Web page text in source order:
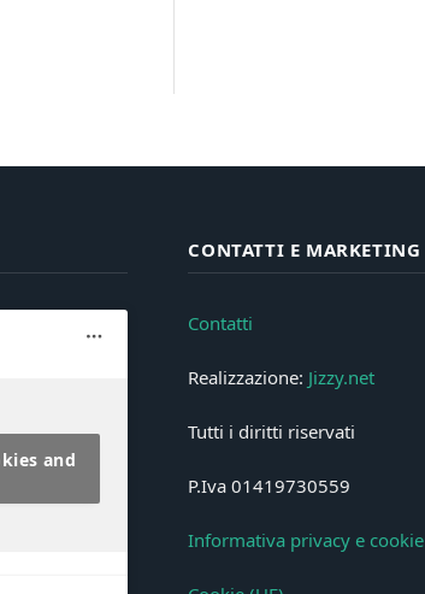
and
CONTATTI E MARKETING
Contatti
Realizzazione: Jizzy.net
Tutti i diritti riservati
P.Iva 01419730559
Informativa privacy e cookie